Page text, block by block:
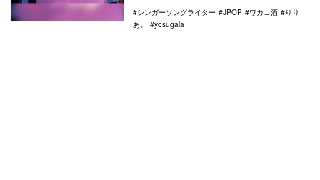
シンガーソングライター
JPOP ワカコ酒
りり
あ。
yosugala